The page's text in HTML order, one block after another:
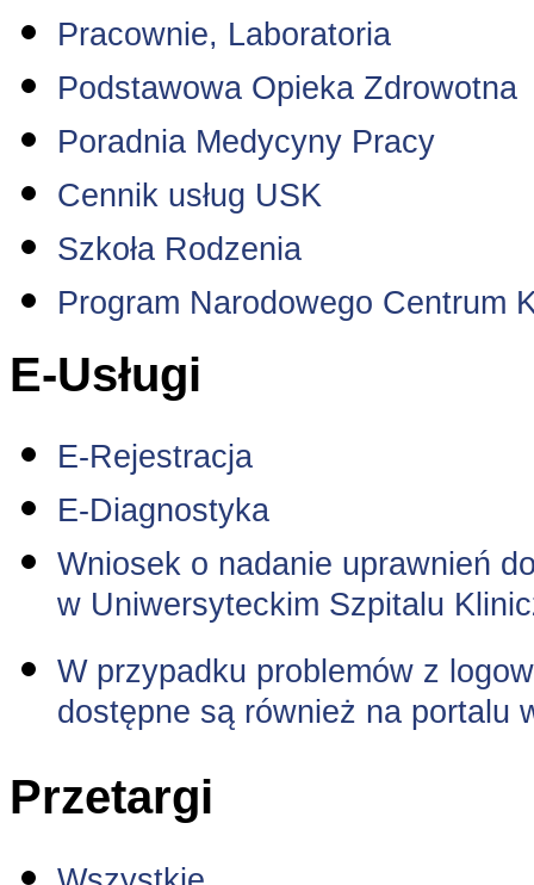
Pracownie, Laboratoria
Podstawowa Opieka Zdrowotna
Poradnia Medycyny Pracy
Cennik usług USK
Szkoła Rodzenia
Program Narodowego Centrum
E-Usługi
E-Rejestracja
E-Diagnostyka
Wniosek o nadanie uprawnień
w Uniwersyteckim Szpitalu
W przypadku problemów z
dostępne są również na portalu
Przetargi